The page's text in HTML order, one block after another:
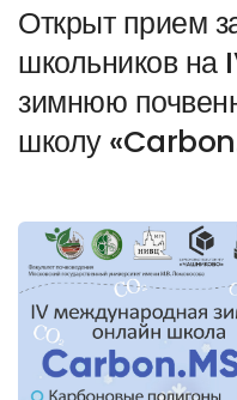
Открыт прием
школьников
зимнюю
школу